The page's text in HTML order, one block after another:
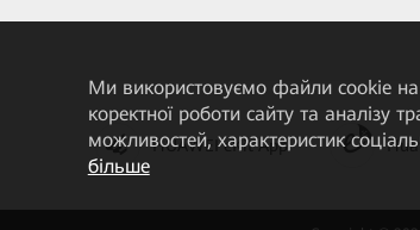
HUAWEI eKit App
Ми використовуємо файли cookie
коректної роботи сайту та аналізу
можливостей, характеристик
більше